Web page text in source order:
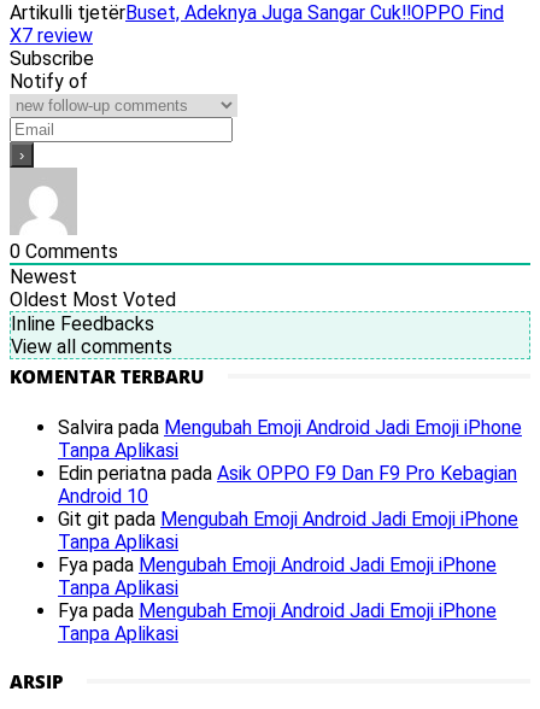
Artikulli tjetërBuset, Adeknya Juga Sangar Cuk‼️OPPO Find
X7 review
Subscribe
Notify of
0 Comments
Newest
Oldest Most Voted
Inline Feedbacks
View all comments
KOMENTAR TERBARU
Salvira pada Mengubah Emoji Android Jadi Emoji iPhone
Tanpa Aplikasi
Edin periatna pada Asik OPPO F9 Dan F9 Pro Kebagian
Android 10
Git git pada Mengubah Emoji Android Jadi Emoji iPhone
Tanpa Aplikasi
Fya pada Mengubah Emoji Android Jadi Emoji iPhone
Tanpa Aplikasi
Fya pada Mengubah Emoji Android Jadi Emoji iPhone
Tanpa Aplikasi
ARSIP